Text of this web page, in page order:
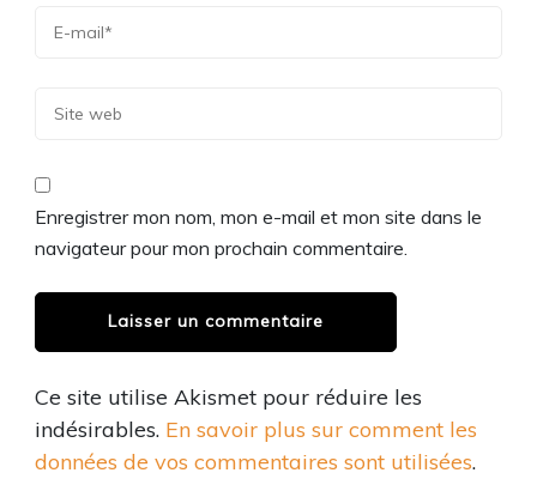
Enregistrer mon nom, mon e-mail et mon site dans le
navigateur pour mon prochain commentaire.
Ce site utilise Akismet pour réduire les
indésirables. En savoir plus sur comment les
données de vos commentaires sont utilisées.